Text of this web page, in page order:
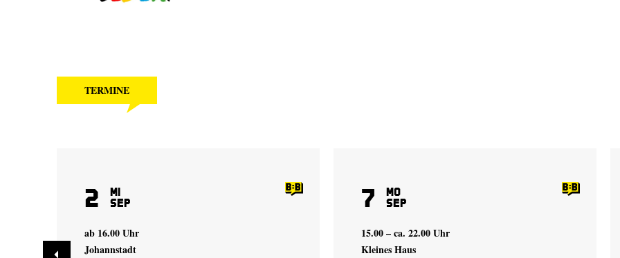
TERMINE
2 Mi
Sep
ab 16.00 Uhr
Johannstadt
7 Mo
Sep
15.00 – ca. 22.00 Uhr
Kleines Haus